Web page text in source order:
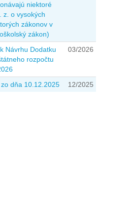
niektoré
z. o vysokých
zákonov v
zákon)
Návrhu Dodatku
rozpočtu
03/2026
dňa 10.12.2025 12/2025